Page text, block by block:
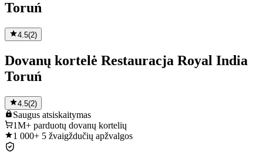
Toruń
4.5(2)
Dovanų kortelė Restauracja Royal India
Toruń
4.5(2)
Saugus atsiskaitymas
1M+ parduotų dovanų kortelių
1 000+ 5 žvaigždučių apžvalgos